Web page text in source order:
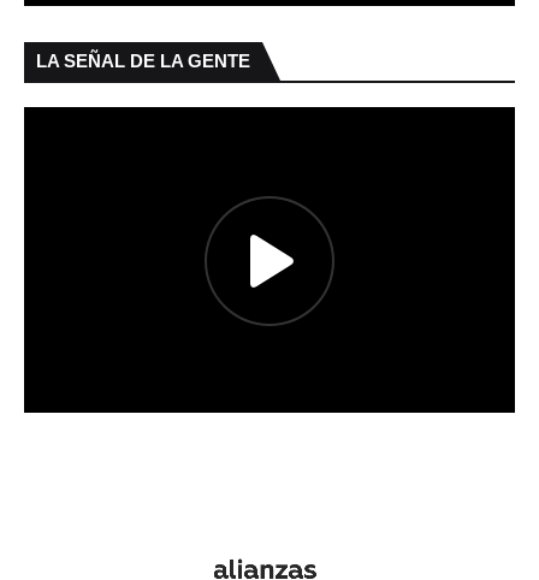
LA SEÑAL DE LA GENTE